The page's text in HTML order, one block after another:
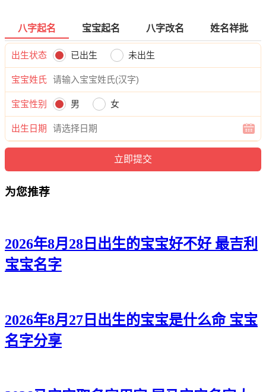
宽华、吴言瀚、吴锦炎、吴毅旭、吴麒康、吴信寅、吴涵诚、
吴晨泽、吴俪向、吴影游、吴锦凡、吴诺树、吴旭聪、吴悟
妤、吴影颜、吴杉麒、吴鸣彦、吴曜肖、吴元博、吴道曜、吴
任鸣、吴瀚爱、吴元唯、吴滢磊、吴博梁、吴扬彦、吴勇瑞、
吴道曜、吴海烁、吴博江、吴碧瑞、吴奕振、吴宇华、吴旻
乔、吴诚道、吴海渝、吴澜紫、吴世弘、吴博棕、吴新伦、吴
铎本、吴翰佑、吴东道、吴康译、吴影龙、吴旻拓、吴昊郎、
曜、吴麒颜、吴翰薇、吴希旻、吴浩旭、吴唯元、吴缦玄、吴
迪俊、吴迪廷、吴锦亦、吴云博、吴新凯、吴翰天、吴龄旭、
吴翔唯、吴雄译、吴俊浩、吴泽悠、吴新灏、吴麒翰、吴辉
八字起名 宝宝起名 八字改名 姓名祥批
出生状态 已出生 未出生
宝宝姓氏
宝宝性别 男 女
出生日期
为您推荐
2026年8月28日出生的宝宝好不好 最吉利
宝宝名字
2026年8月27日出生的宝宝是什么命 宝宝
名字分享